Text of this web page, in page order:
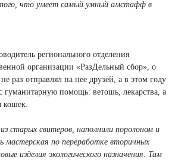
что умеет самый умный амстафф в
регионального отделения
организации «РазДельный сбор», о
раз отправлял на нее друзей, а в этом году
гуманитарную помощь: ветошь, лекарства, а
кошек.
старых свитеров, наполнили поролоном и
мастерская по переработке вторичных
изделия экологического назначения. Там